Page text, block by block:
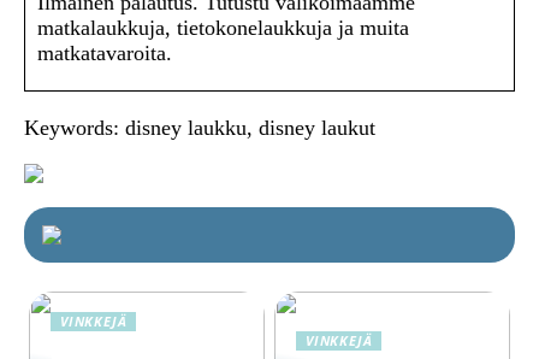
matkalaukkuja, tietokonelaukkuja ja muita
matkatavaroita.
Keywords: disney laukku, disney laukut
VINKKEJÄ
VINKKEJÄ